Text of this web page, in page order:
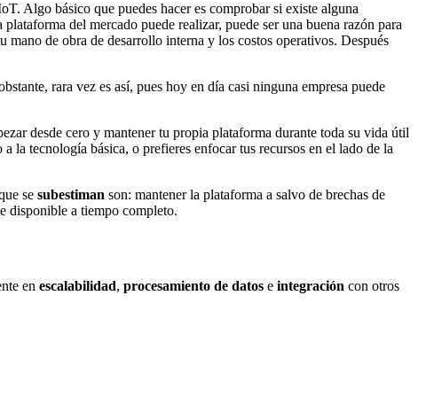
Algo básico que puedes hacer es comprobar si existe alguna
del mercado puede realizar, puede ser una buena razón para
de obra de desarrollo interna y los costos operativos. Después
rara vez es así, pues hoy en día casi ninguna empresa puede
desde cero y mantener tu propia plataforma durante toda su vida útil
la tecnología básica, o prefieres enfocar tus recursos en el lado de la
se subestiman son: mantener la plataforma a salvo de brechas de
disponible a tiempo completo.
en escalabilidad, procesamiento de datos e integración con otros